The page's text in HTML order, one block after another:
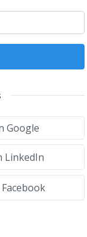
Google
LinkedIn